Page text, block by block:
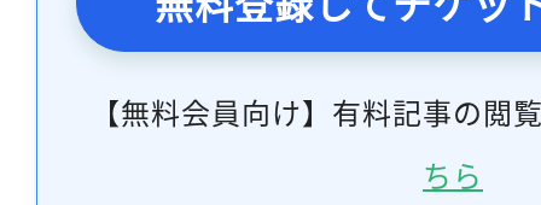
【無料会員向け】有料記事の閲
ちら